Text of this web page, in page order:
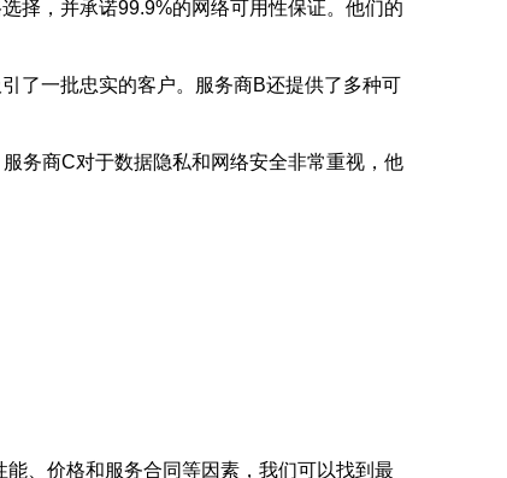
择，并承诺99.9%的网络可用性保证。他们的
了一批忠实的客户。服务商B还提供了多种可
务商C对于数据隐私和网络安全非常重视，他
、价格和服务合同等因素，我们可以找到最